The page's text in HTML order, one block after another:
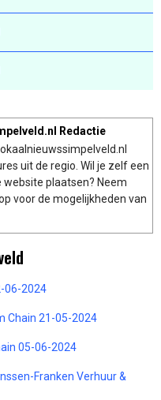
Redactie
uit de regio. Wil je zelf een
plaatsen? Neem
voor de mogelijkheden van
06-2024
Chain 21-05-2024
05-06-2024
Franken Verhuur &